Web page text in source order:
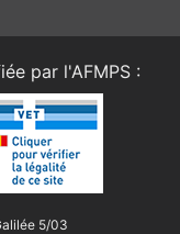
par l'AFMPS :
5/03